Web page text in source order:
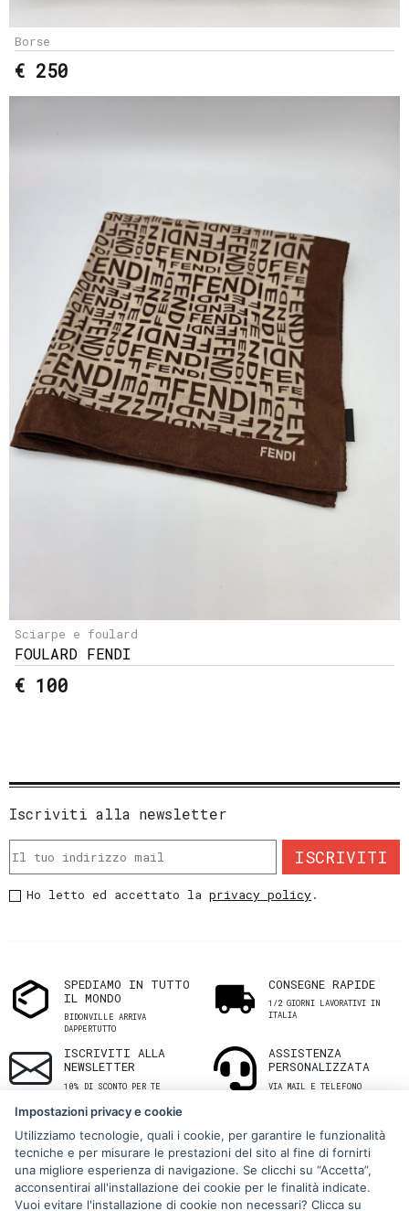
Borse
€ 250
Sciarpe e foulard
FOULARD FENDI
€ 100
Iscriviti alla newsletter
ISCRIVITI
Ho letto ed accettato laprivacy policy.
SPEDIAMO IN TUTTO
IL MONDO
BIDONVILLE ARRIVA
DAPPERTUTTO
CONSEGNE RAPIDE
1/2 GIORNI LAVORATIVI IN
ITALIA
ISCRIVITI ALLA
NEWSLETTER
10% DI SCONTO PER TE
ASSISTENZA
PERSONALIZZATA
VIA MAIL E TELEFONO
Impostazioni privacy e cookie
Utilizziamo tecnologie, quali i cookie, per garantire le funzionalità
tecniche e per misurare le prestazioni del sito al fine di fornirti
una migliore esperienza di navigazione. Se clicchi su “Accetta”,
acconsentirai all'installazione dei cookie per le finalità indicate.
Vuoi evitare l'installazione di cookie non necessari? Clicca su